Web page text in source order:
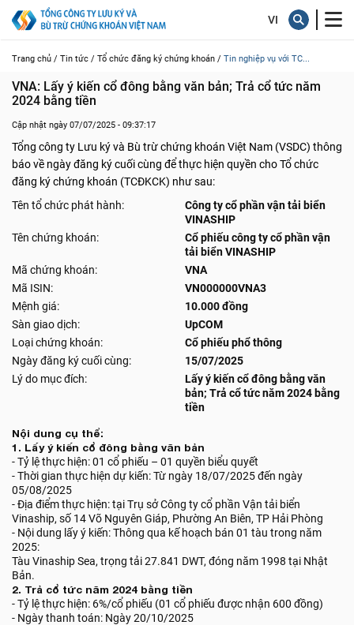
Trang chủ / Tin tức / Tổ chức đăng ký chứng khoán / Tin nghiệp vụ với TC...
VNA: Lấy ý kiến cổ đông bằng văn bản; Trả cổ tức năm
2024 bằng tiền
Cập nhật ngày 07/07/2025 - 09:37:17
Tổng công ty Lưu ký và Bù trừ chứng khoán Việt Nam (VSDC) thông
báo về ngày đăng ký cuối cùng để thực hiện quyền cho Tổ chức
đăng ký chứng khoán (TCĐKCK) như sau:
Tên tổ chức phát hành:
Công ty cổ phần vận tải biển
VINASHIP
Tên chứng khoán:
Cổ phiếu công ty cổ phần vận
tải biển VINASHIP
Mã chứng khoán:
VNA
Mã ISIN:
VN000000VNA3
Mệnh giá:
10.000 đồng
Sàn giao dịch:
UpCOM
Loại chứng khoán:
Cổ phiếu phổ thông
Ngày đăng ký cuối cùng:
15/07/2025
Lý do mục đích:
Lấy ý kiến cổ đông bằng văn
bản; Trả cổ tức năm 2024 bằng
tiền
Nội dung cụ thể:
1. Lấy ý kiến cổ đông bằng văn bản
- Tỷ lệ thực hiện: 01 cổ phiếu – 01 quyền biểu quyết
- Thời gian thực hiện dự kiến: Từ ngày 18/07/2025 đến ngày
05/08/2025
- Địa điểm thực hiện: tại Trụ sở Công ty cổ phần Vận tải biển
Vinaship, số 14 Võ Nguyên Giáp, Phường An Biên, TP Hải Phòng
- Nội dung lấy ý kiến: Thông qua kế hoạch bán 01 tàu trong năm
2025:
Tàu Vinaship Sea, trọng tải 27.841 DWT, đóng năm 1998 tại Nhật
Bản.
2. Trả cổ tức năm 2024 bằng tiền
- Tỷ lệ thực hiện: 6%/cổ phiếu (01 cổ phiếu được nhận 600 đồng)
- Ngày thanh toán: Ngày 20/10/2025